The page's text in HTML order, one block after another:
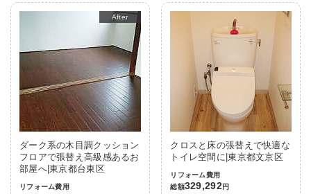
After
ダーク系の木目調クッション
フロアで張替え高級感あるお
部屋へ|東京都台東区
リフォーム費用
クロスと床の張替えで快適な
トイレ空間に|東京都文京区
リフォーム費用
総額329,292円